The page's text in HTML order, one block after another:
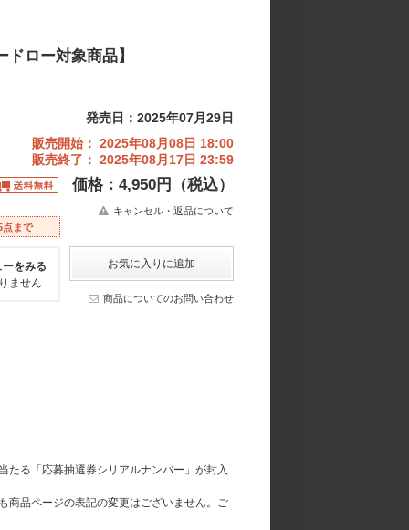
ロー対象商品】
発売日：2025年07月29日
販売開始： 2025年08月08日 18:00
販売終了： 2025年08月17日 23:59
価格：4,950円（税込）
点まで
キャンセル・返品について
をみる
ません
商品についてのお問い合わせ
る「応募抽選券シリアルナンバー」が封入
商品ページの表記の変更はございません。ご